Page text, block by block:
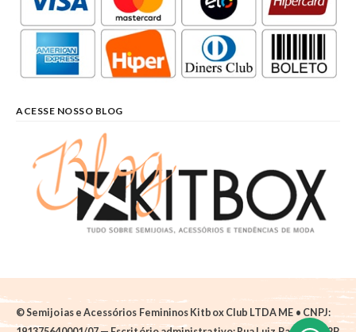
ACESSE NOSSO BLOG
© Semijoias e Acessórios Femininos Kitbox Club LTDA ME • CNPJ: